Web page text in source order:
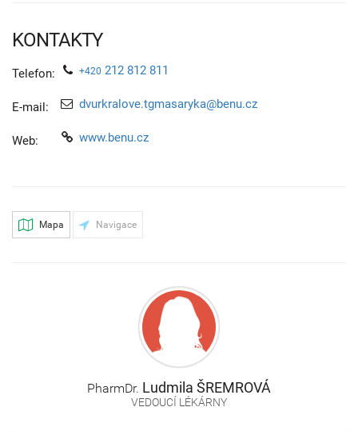
KONTAKTY
Telefon: +420 212 812 811
E-mail: dvurkralove.tgmasaryka@benu.cz
Web: www.benu.cz
Mapa Navigace
PharmDr. Ludmila ŠREMROVÁ
VEDOUCÍ LÉKÁRNY